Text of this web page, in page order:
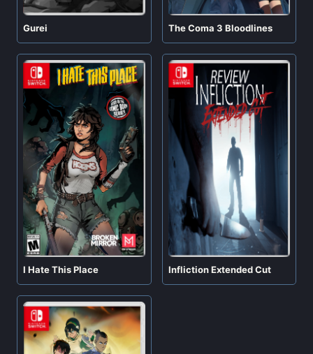
Gurei The Coma 3 Bloodlines
I Hate This Place Infliction Extended Cut